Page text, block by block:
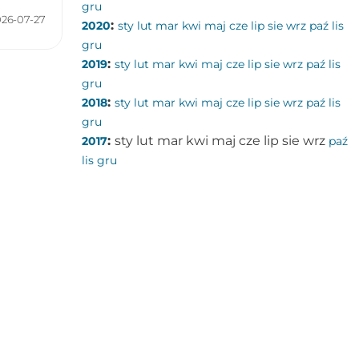
07-27
gru
2020: sty lut mar kwi maj cze lip sie wrz paź lis
gru
2019: sty lut mar kwi maj cze lip sie wrz paź lis
gru
2018: sty lut mar kwi maj cze lip sie wrz paź lis
gru
2017: sty lut mar kwi maj cze lip sie wrz paź
lis gru